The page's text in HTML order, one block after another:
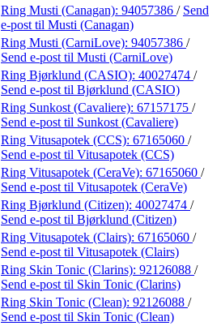
Ring Musti (Canagan): 94057386 / Send
e-post til Musti (Canagan)
Ring Musti (CarniLove): 94057386 /
Send e-post til Musti (CarniLove)
Ring Bjørklund (CASIO): 40027474 /
Send e-post til Bjørklund (CASIO)
Ring Sunkost (Cavaliere): 67157175 /
Send e-post til Sunkost (Cavaliere)
Ring Vitusapotek (CCS): 67165060 /
Send e-post til Vitusapotek (CCS)
Ring Vitusapotek (CeraVe): 67165060 /
Send e-post til Vitusapotek (CeraVe)
Ring Bjørklund (Citizen): 40027474 /
Send e-post til Bjørklund (Citizen)
Ring Vitusapotek (Clairs): 67165060 /
Send e-post til Vitusapotek (Clairs)
Ring Skin Tonic (Clarins): 92126088 /
Send e-post til Skin Tonic (Clarins)
Ring Skin Tonic (Clean): 92126088 /
Send e-post til Skin Tonic (Clean)